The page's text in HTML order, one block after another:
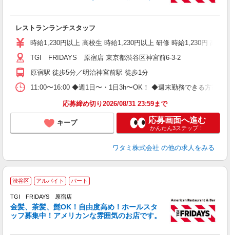
レストランランチスタッフ
時給1,230円以上 高校生 時給1,230円以上 研修 時給1,230円 高
TGI FRIDAYS 原宿店 東京都渋谷区神宮前6-3-2
原宿駅 徒歩5分／明治神宮前駅 徒歩1分
11:00〜16:00 ◆週1日〜・1日3h〜OK！ ◆週末勤務できる方歓
応募締め切り2026/08/31 23:59まで
キープ 応募画面へ進む
かんたん3ステップ！
ワタミ株式会社 の他の求人をみる
渋谷区 アルバイト パート
TGI FRIDAYS 原宿店
金髪、茶髪、髭OK！自由度高め！ホールスタ
ッフ募集中！アメリカンな雰囲気のお店です。